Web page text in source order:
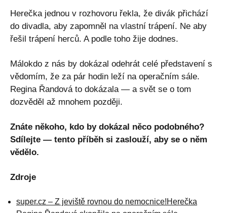
Herečka jednou v rozhovoru řekla, že divák přichází
do divadla, aby zapomněl na vlastní trápení. Ne aby
řešil trápení herců. A podle toho žije dodnes.
Málokdo z nás by dokázal odehrát celé představení s
vědomím, že za pár hodin leží na operačním sále.
Regina Řandová to dokázala — a svět se o tom
dozvěděl až mnohem později.
Znáte někoho, kdo by dokázal něco podobného?
Sdílejte — tento příběh si zaslouží, aby se o něm
vědělo.
Zdroje
super.cz – Z jeviště rovnou do nemocnice!Herečka